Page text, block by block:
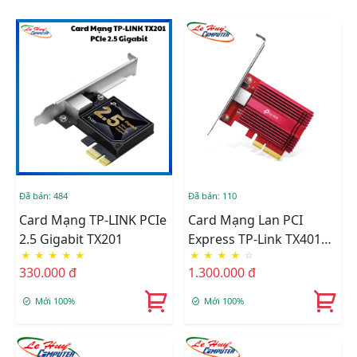
Đã bán: 484
Card Mạng TP-LINK PCIe
2.5 Gigabit TX201
★ ★ ★ ★ ★
330.000 đ
Mới 100%
Đã bán: 110
Card Mạng Lan PCI
Express TP-Link TX401
Tốc Độ 10Gbps
★ ★ ★ ★ ☆
1.300.000 đ
Mới 100%